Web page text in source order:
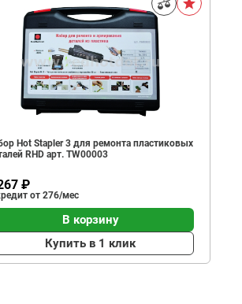
Hot Stapler 3 для ремонта пластиковых
RHD арт. TW00003
₽
от 276/мес
В корзину
Купить в 1 клик